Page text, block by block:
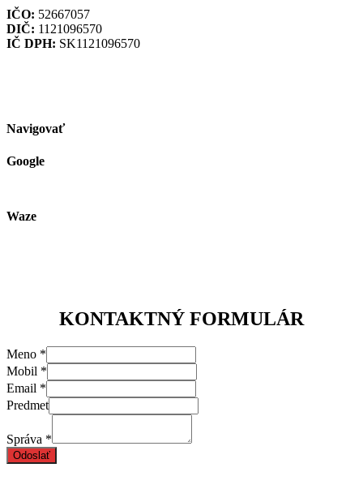
IČO: 52667057
DIČ: 1121096570
IČ DPH: SK1121096570
Navigovať
Google
Waze
KONTAKTNÝ FORMULÁR
Meno *
Mobil *
Email *
Predmet
Správa *
Odoslať